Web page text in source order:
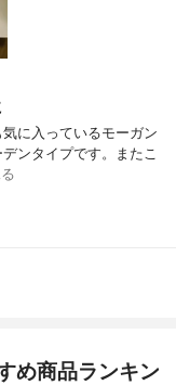
に入っているモーガン
ンタイプです。またこ
め商品ランキン